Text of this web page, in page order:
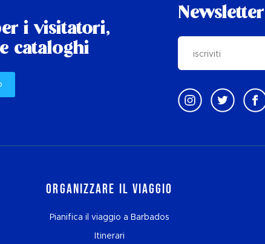
i visitatori,
cataloghi
Newsletter
Organizzare il viaggio
Pianifica il viaggio a Barbados
Itinerari